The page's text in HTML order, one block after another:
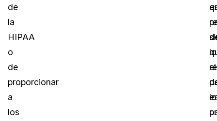
de
la
HIPAA
o
de
proporcionar
a
los
el